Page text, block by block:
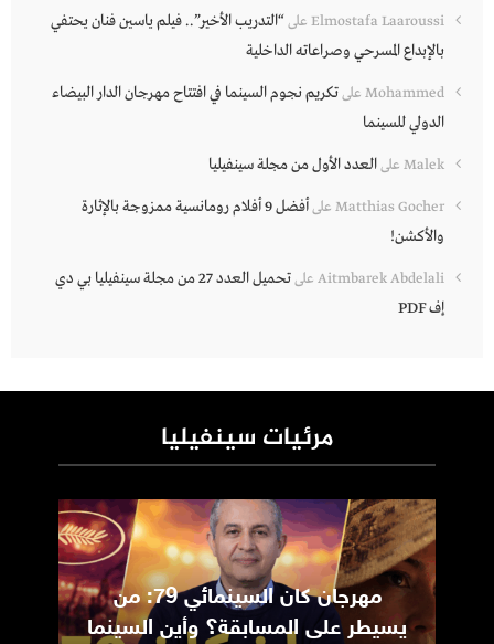
Elmostafa Laaroussi على“التدريب الأخير”.. فيلم ياسين فنان يحتفي
بالإبداع المسرحي وصراعاته الداخلية
Mohammed علىتكريم نجوم السينما في افتتاح مهرجان الدار البيضاء
الدولي للسينما
Malek علىالعدد الأول من مجلة سينفيليا
Matthias Gocher على
أفضل 9 أفلام رومانسية ممزوجة بالإثارة
والأكشن!
Aitmbarek Abdelali على
تحميل العدد 27 من مجلة سينفيليا بي دي
إف PDF
مرئيات سينفيليا
مهرجان كان السينمائي 79: من
يسيطر على المسابقة؟ وأين السينما